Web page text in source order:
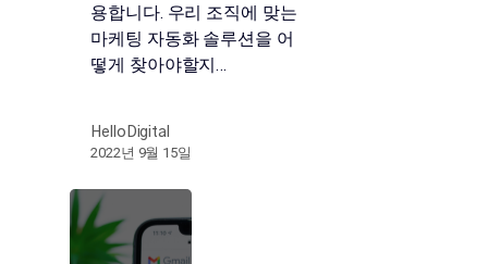
용합니다. 우리 조직에 맞는
마케팅 자동화 솔루션을 어
떻게 찾아야할지…
HelloDigital
2022년 9월 15일